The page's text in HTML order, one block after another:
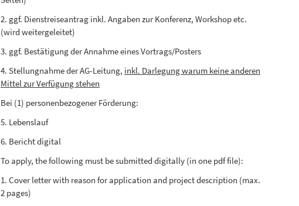
2. ggf. Dienstreiseantrag inkl. Angaben zur Konferenz, Workshop etc.
(wird weitergeleitet)
3. ggf. Bestätigung der Annahme eines Vortrags/Posters
4. Stellungnahme der AG-Leitung, inkl. Darlegung warum keine anderen
Mittel zur Verfügung stehen
Bei (1) personenbezogener Förderung:
5. Lebenslauf
6. Bericht digital
To apply, the following must be submitted digitally (in one pdf file):
1. Cover letter with reason for application and project description (max.
2 pages)